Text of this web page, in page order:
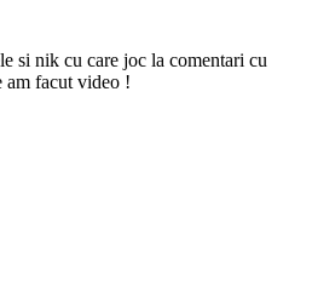
si nik cu care joc la comentari cu
am facut video !